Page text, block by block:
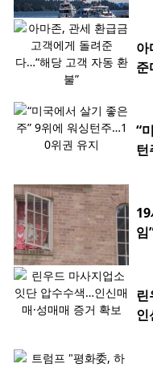
아
준
“
임
인